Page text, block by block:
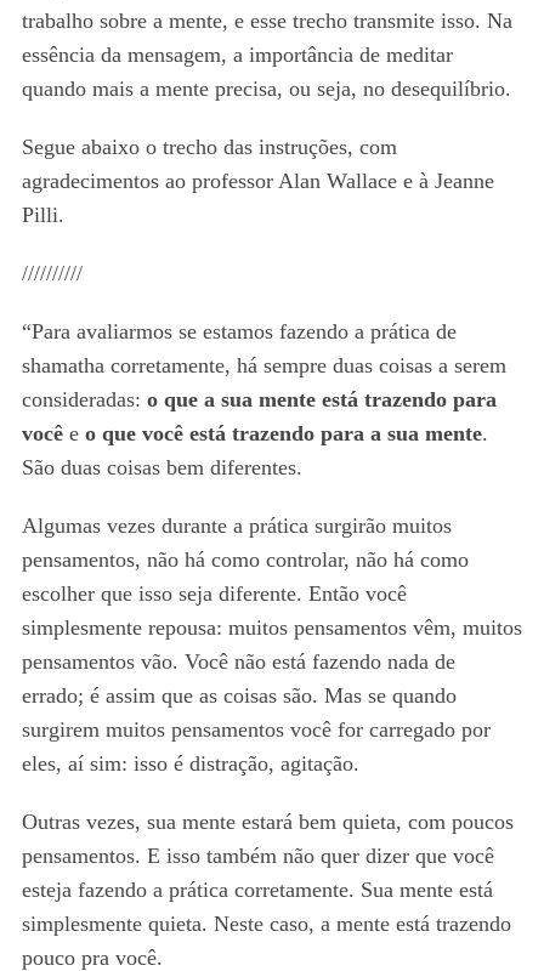
trabalho sobre a mente, e esse trecho transmite isso. Na
essência da mensagem, a importância de meditar
quando mais a mente precisa, ou seja, no desequilíbrio.
Segue abaixo o trecho das instruções, com
agradecimentos ao professor Alan Wallace e à Jeanne
Pilli.
//////////
“Para avaliarmos se estamos fazendo a prática de
shamatha corretamente, há sempre duas coisas a serem
consideradas: o que a sua mente está trazendo para
vocêe o que você está trazendo para a sua mente.
São duas coisas bem diferentes.
Algumas vezes durante a prática surgirão muitos
pensamentos, não há como controlar, não há como
escolher que isso seja diferente. Então você
simplesmente repousa: muitos pensamentos vêm, muitos
pensamentos vão. Você não está fazendo nada de
errado; é assim que as coisas são. Mas se quando
surgirem muitos pensamentos você for carregado por
eles, aí sim: isso é distração, agitação.
Outras vezes, sua mente estará bem quieta, com poucos
pensamentos. E isso também não quer dizer que você
esteja fazendo a prática corretamente. Sua mente está
simplesmente quieta. Neste caso, a mente está trazendo
pouco pra você.